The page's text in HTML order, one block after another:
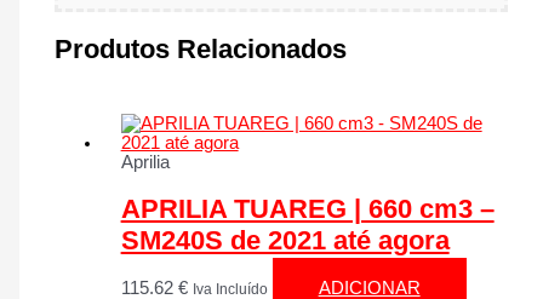
Produtos Relacionados
Aprilia
APRILIA TUAREG | 660 cm3 –
SM240S de 2021 até agora
115.62 € Iva Incluído ADICIONAR